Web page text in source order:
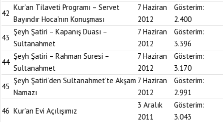
42
Kur’an Tilaveti Programı – Servet
Bayındır Hoca’nın Konuşması
7 Haziran
2012
Gösterim:
2.400
43
Şeyh Şatiri – Kapanış Duası –
Sultanahmet
7 Haziran
2012
Gösterim:
3.396
44
Şeyh Şatiri – Rahman Suresi –
Sultanahmet
7 Haziran
2012
Gösterim:
3.170
45
Şeyh Şatiri’den Sultanahmet’te Akşam
Namazı
7 Haziran
2012
Gösterim:
2.991
46 Kur’an Evi Açılışımız
3 Aralık
2011
Gösterim:
3.043